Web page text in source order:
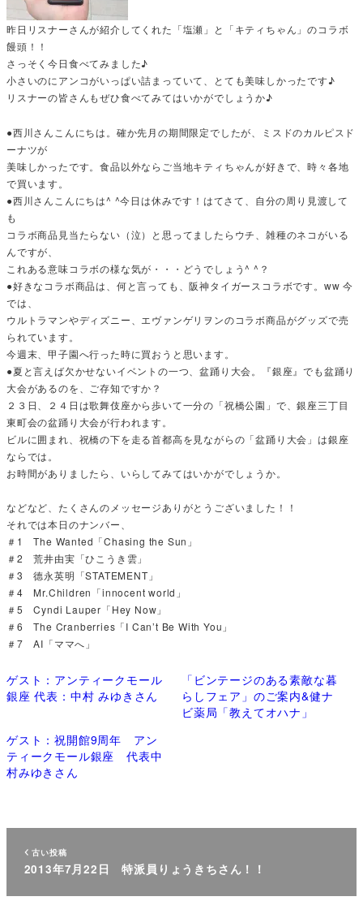
昨日リスナーさんが紹介してくれた「塩瀬」と「キティちゃん」のコラボ
饅頭！！
さっそく今日食べてみました♪
小さいのにアンコがいっぱい詰まっていて、とても美味しかったです♪
リスナーの皆さんもぜひ食べてみてはいかがでしょうか♪
●西川さんこんにちは。確か先月の期間限定でしたが、ミスドのカルピスド
ーナツが
美味しかったです。食品以外ならご当地キティちゃんが好きで、時々各地
で買います。
●西川さんこんにちは^ ^今日は休みです！はてさて、自分の周り見渡して
も
コラボ商品見当たらない（泣）と思ってましたらウチ、雑種のネコがいる
んですが、
これある意味コラボの様な気が・・・どうでしょう^ ^？
●好きなコラボ商品は、何と言っても、阪神タイガースコラボです。ww 今
では、
ウルトラマンやディズニー、エヴァンゲリヲンのコラボ商品がグッズで売
られています。
今週末、甲子園へ行った時に買おうと思います。
●夏と言えば欠かせないイベントの一つ、盆踊り大会。『銀座』でも盆踊り
大会があるのを、ご存知ですか？
２３日、２４日は歌舞伎座から歩いて一分の「祝橋公園」で、銀座三丁目
東町会の盆踊り大会が行われます。
ビルに囲まれ、祝橋の下を走る首都高を見ながらの「盆踊り大会」は銀座
ならでは。
お時間がありましたら、いらしてみてはいかがでしょうか。
などなど、たくさんのメッセージありがとうございました！！
それでは本日のナンバー、
＃1 The Wanted「Chasing the Sun」
＃2 荒井由実「ひこうき雲」
＃3 德永英明「STATEMENT」
＃4 Mr.Children「innocent world」
＃5 Cyndi Lauper「Hey Now」
＃6 The Cranberries「I Can’t Be With You」
＃7 AI「ママへ」
ゲスト：アンティークモール
銀座 代表：中村 みゆきさん
「ビンテージのある素敵な暮
らしフェア」のご案内&健ナ
ビ薬局「教えてオハナ」
ゲスト：祝開館9周年 アン
ティークモール銀座 代表中
村みゆきさん
古い投稿
2013年7月22日 特派員りょうきちさん！！